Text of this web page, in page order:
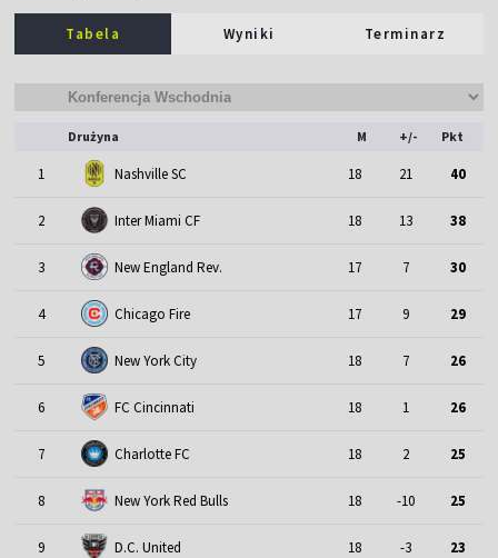
Tabela Wyniki Terminarz
Drużyna M +/- Pkt
1 Nashville SC 18 21 40
2 Inter Miami CF 18 13 38
3 New England Rev. 17 7 30
4 Chicago Fire 17 9 29
5 New York City 18 7 26
6 FC Cincinnati 18 1 26
7 Charlotte FC 18 2 25
8 New York Red Bulls 18 -10 25
9 D.C. United 18 -3 23